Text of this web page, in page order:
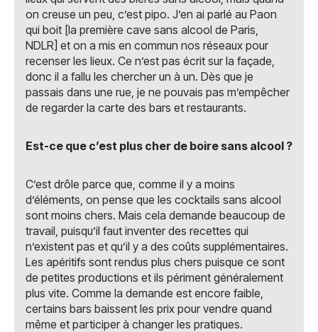
on creuse un peu, c’est pipo. J’en ai parlé au Paon
qui boit [la première cave sans alcool de Paris,
NDLR] et on a mis en commun nos réseaux pour
recenser les lieux. Ce n’est pas écrit sur la façade,
donc il a fallu les chercher un à un. Dès que je
passais dans une rue, je ne pouvais pas m’empêcher
de regarder la carte des bars et restaurants.
Est-ce que c’est plus cher de boire sans alcool ?
C’est drôle parce que, comme il y a moins
d’éléments, on pense que les cocktails sans alcool
sont moins chers. Mais cela demande beaucoup de
travail, puisqu’il faut inventer des recettes qui
n’existent pas et qu’il y a des coûts supplémentaires.
Les apéritifs sont rendus plus chers puisque ce sont
de petites productions et ils périment généralement
plus vite. Comme la demande est encore faible,
certains bars baissent les prix pour vendre quand
même et participer à changer les pratiques.